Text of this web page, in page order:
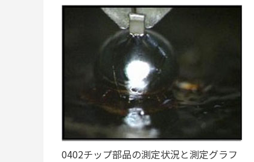
0402チップ部品の測定状況と測定グラフ